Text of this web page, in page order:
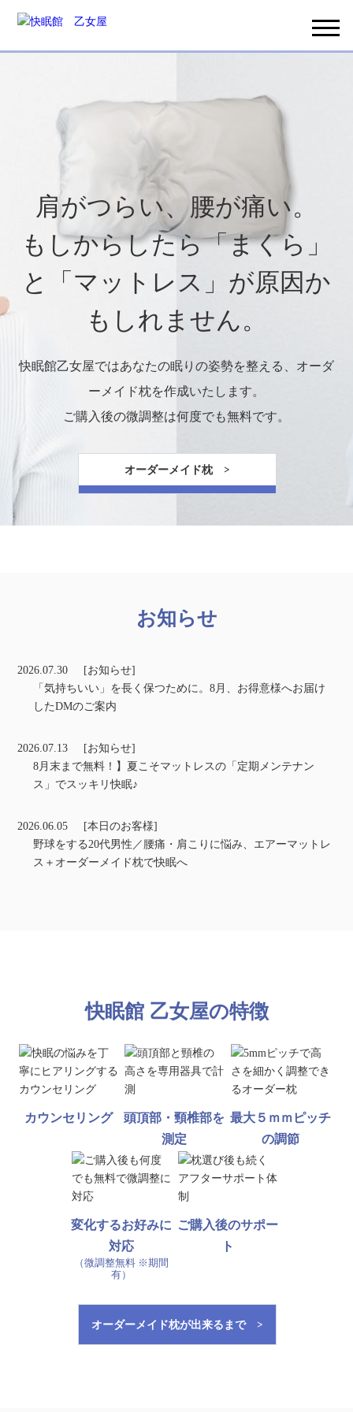
肩がつらい、腰が痛い。
もしからしたら「まくら」
と「マットレス」が原因か
もしれません。
快眠館乙女屋ではあなたの眠りの姿勢を整える、オーダ
ーメイド枕を作成いたします。
ご購入後の微調整は何度でも無料です。
オーダーメイド枕 >
お知らせ
2026.07.30
[お知らせ]
「気持ちいい」を長く保つために。8月、お得意様へお届け
したDMのご案内
2026.07.13
[お知らせ]
8月末まで無料！】夏こそマットレスの「定期メンテナン
ス」でスッキリ快眠♪
2026.06.05
[本日のお客様]
野球をする20代男性／腰痛・肩こりに悩み、エアーマットレ
ス＋オーダーメイド枕で快眠へ
快眠館 乙女屋の特徴
カウンセリング
頭頂部・頸椎部を
測定
最大５ｍｍピッチ
の調節
変化するお好みに
対応
（微調整無料 ※期間
有）
ご購入後のサポー
ト
オーダーメイド枕が出来るまで >